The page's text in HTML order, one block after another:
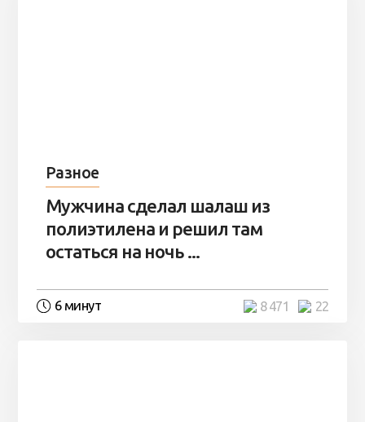
Разное
Мужчина сделал шалаш из
полиэтилена и решил там
остаться на ночь ...
6 минут 22
8 471